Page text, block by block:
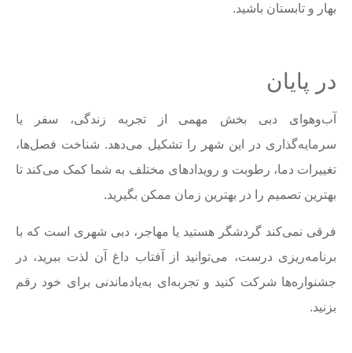
بهار و تابستان باشید.
در پایان
آب‌وهوای دبی بخش مهمی از تجربه زندگی، سفر یا
سرمایه‌گذاری در این شهر را تشکیل می‌دهد. شناخت فصل‌ها،
تغییرات دما، رطوبت و رویدادهای مختلف به شما کمک می‌کند تا
بهترین تصمیم را در بهترین زمان ممکن بگیرید.
فرقی نمی‌کند گردشگر هستید یا مهاجر، دبی شهری است که با
برنامه‌ریزی درست، می‌توانید از آفتاب داغ آن لذت ببرید، در
جشنواره‌ها شرکت کنید و تجربه‌ای به‌یادماندنی برای خود رقم
بزنید.